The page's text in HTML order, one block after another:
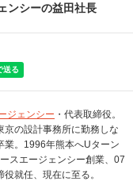
ンシーの益田社長
ジェンシー ・代表取締役。
の設計事務所に勤務しな
。1996年熊本へUターン
スエージェンシー創業、07
就任、現在に至る。